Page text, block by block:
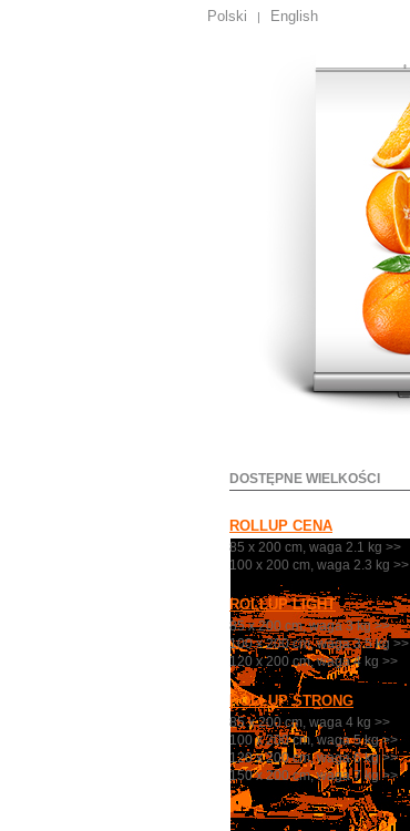
Polski | English
DOSTĘPNE WIELKOŚCI
ROLLUP CENA
85 x 200 cm, waga 2.1 kg >>
100 x 200 cm, waga 2.3 kg >>
ROLLUP LIGHT
85 x 200 cm, waga 3 kg >>
100 x 200 cm, waga 3.5 kg >>
120 x 200 cm, waga 4 kg >>
ROLLUP STRONG
85 x 200 cm, waga 4 kg >>
100 x 200 cm, waga 5 kg >>
120 x 200 cm, waga 6 kg >>
150 x 200 cm, waga 7 kg >>